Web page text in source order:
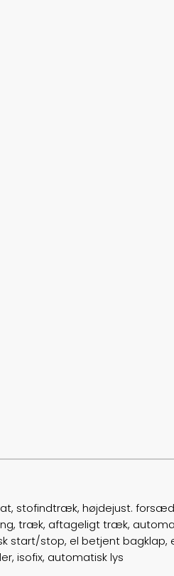
stofindtræk, højdejust.
træk, aftageligt træk,
stop, el betjent bagklap,
isofix, automatisk lys